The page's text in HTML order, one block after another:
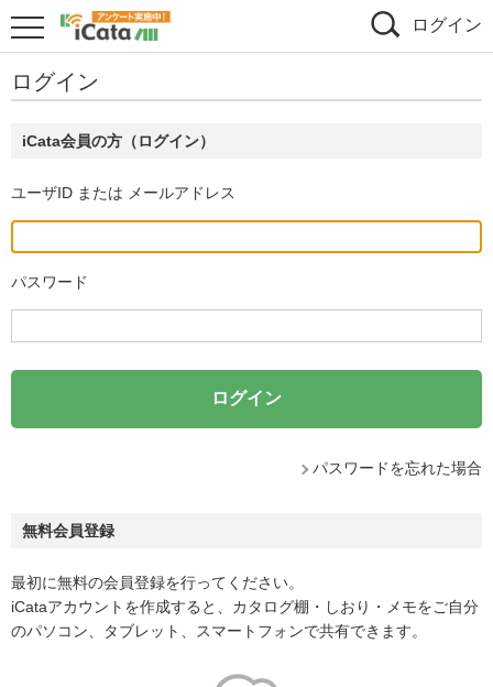
ログイン
ログイン
iCata会員の方（ログイン）
ユーザID または メールアドレス
パスワード
パスワードを忘れた場合
無料会員登録
最初に無料の会員登録を行ってください。
iCataアカウントを作成すると、カタログ棚・しおり・メモをご自分
のパソコン、タブレット、スマートフォンで共有できます。